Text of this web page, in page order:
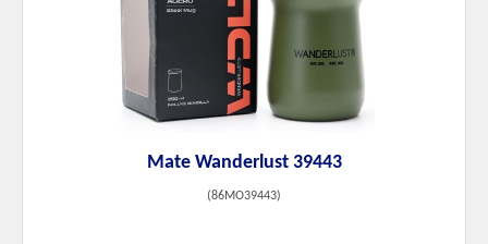
Mate Wanderlust 39443
(86MO39443)